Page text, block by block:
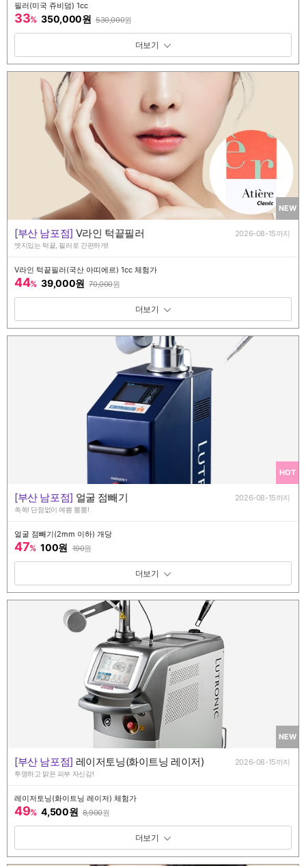
필러(미국 쥬비덤) 1cc
33% 350,000원 530,000원
패키지 보기 토글
NEW
[부산 남포점] V라인 턱끝필러 2026-08-15까지
엣지있는 턱끝, 필러로 간편하게!
V라인 턱끝필러(국산 아띠에르) 1cc 체험가
44% 39,000원 70,000원
패키지 보기 토글
HOT
[부산 남포점] 얼굴 점빼기 2026-08-15까지
쏙쏙! 단점없이 예쁨 뿜뿜!
얼굴 점빼기(2mm 이하) 개당
47% 100원 190원
패키지 보기 토글
NEW
[부산 남포점] 레이저토닝(화이트닝 레이저) 2026-08-15까지
투명하고 맑은 피부 자신감!
레이저토닝(화이트닝 레이저) 체험가
49% 4,500원 8,900원
패키지 보기 토글